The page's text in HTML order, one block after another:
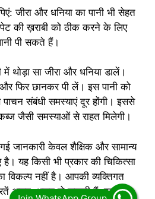
जीरा और धनिया का पानी भी सेहत
की ख़राबी को ठीक करने के लिए
पी सकते हैं।
थोड़ा सा जीरा और धनिया डालें।
फिर छानकर पी लें। इस पानी को
संबंधी समस्याएं दूर होंगी। इससे
जैसी समस्याओं से राहत मिलेगी।
जानकारी केवल शैक्षिक और सामान्य
है। यह किसी भी प्रकार की चिकित्सा
विकल्प नहीं है। आपकी व्यक्तिगत
अलग-अलग हो सकती हैं, इसलिए